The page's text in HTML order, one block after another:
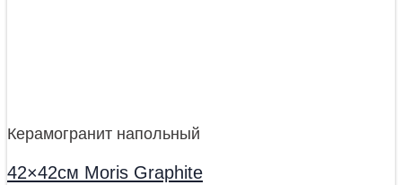
Керамогранит напольный
42×42см Moris Graphite